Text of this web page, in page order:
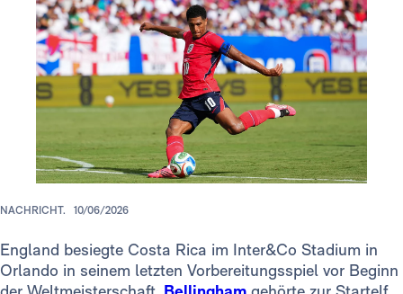
NACHRICHT. 10/06/2026
England besiegte Costa Rica im Inter&Co Stadium in
Orlando in seinem letzten Vorbereitungsspiel vor Beginn